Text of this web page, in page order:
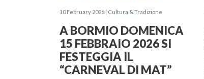
10 February 2026 | Cultura & Tradizione
A BORMIO DOMENICA
15 FEBBRAIO 2026 SI
FESTEGGIA IL
“CARNEVAL DI MAT”